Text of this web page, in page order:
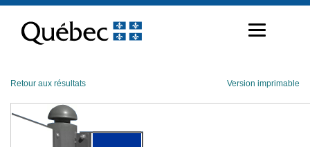
contenu
Retour aux résultats Version imprimable